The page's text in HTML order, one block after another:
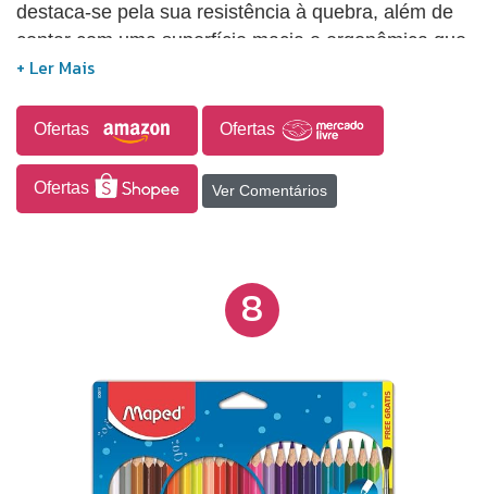
destaca-se pela sua resistência à quebra, além de
contar com uma superfície macia e ergonômica que
proporciona suavidade na escrita e excelente
garantir durabilidade e resistência, tornando-o uma
opção ideal para diversas aplicações artísticas.
Ofertas Ofertas
Ofertas Ver Comentários
8